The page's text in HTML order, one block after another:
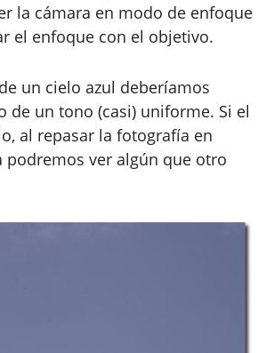
la cámara en modo de enfoque
el enfoque con el objetivo.
un cielo azul deberíamos
de un tono (casi) uniforme. Si el
al repasar la fotografía en
podremos ver algún que otro